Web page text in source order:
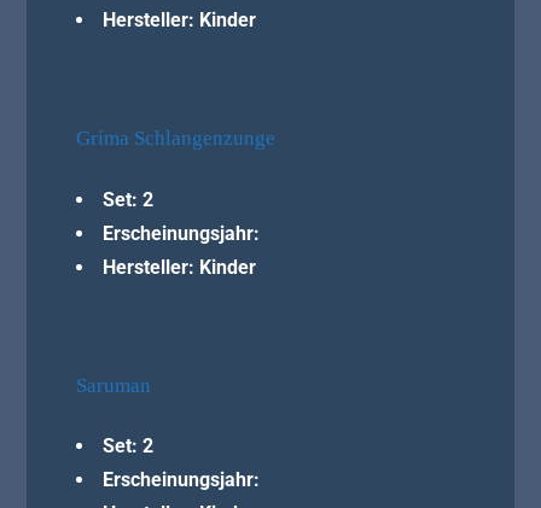
Hersteller: Kinder
Grima Schlangenzunge
Set: 2
Erscheinungsjahr:
Hersteller: Kinder
Saruman
Set: 2
Erscheinungsjahr: